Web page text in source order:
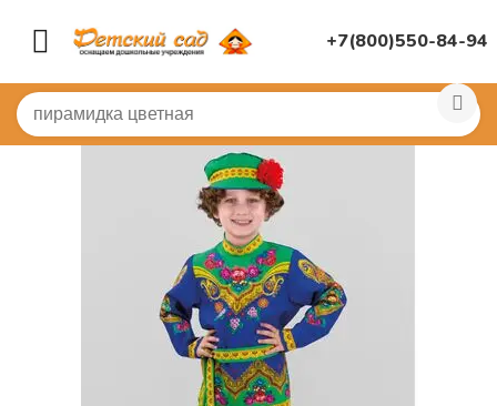
+7(800)550-84-94
Главная / КОСТЮМЫ Детские карнавальные костюмы